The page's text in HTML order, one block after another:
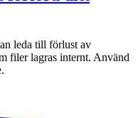
leda till förlust av
filer lagras internt. Använd